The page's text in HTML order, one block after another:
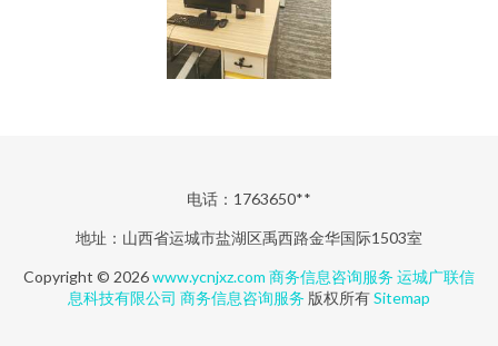
电话：1763650**
地址：山西省运城市盐湖区禹西路金华国际1503室
Copyright © 2026www.ycnjxz.com 商务信息咨询服务 运城广联信
息科技有限公司 商务信息咨询服务 版权所有Sitemap